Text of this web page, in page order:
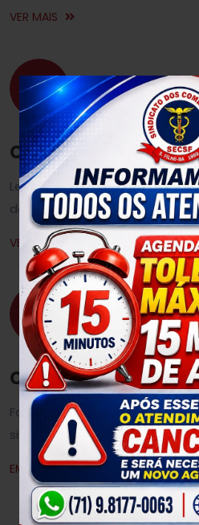
VER MAIS
Convenções
Leia na íntegra os acordos e
da nossa categoria
VER MAIS
Contribuições
Faça a emissão das suas
simples e rápida
EMITIR